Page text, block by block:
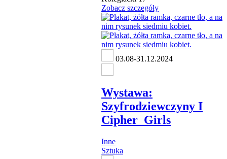
Zobacz szczegóły
03.08-31.12.2024
Wystawa:
Szyfrodziewczyny I
Cipher_Girls
Inne
Sztuka